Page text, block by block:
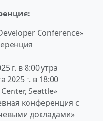
Conference»
г. в 8:00 утра
2025 г. в 18:00
Seattle»
конференция с
докладами»